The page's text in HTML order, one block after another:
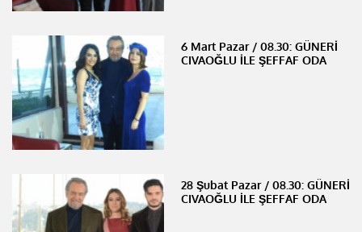
6 Mart Pazar / 08.30: GÜNERİ
CIVAOĞLU İLE ŞEFFAF ODA
28 Şubat Pazar / 08.30: GÜNERİ
CIVAOĞLU İLE ŞEFFAF ODA